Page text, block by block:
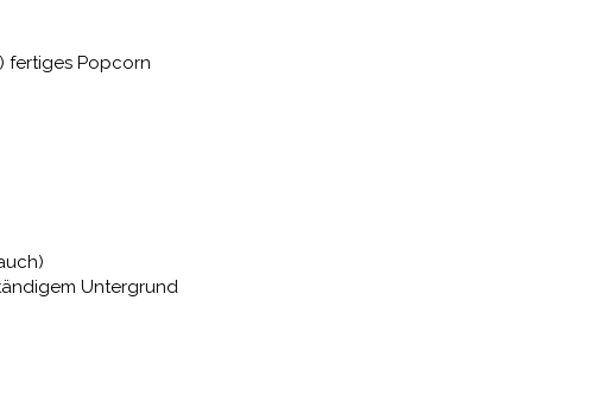
fertiges Popcorn
Untergrund